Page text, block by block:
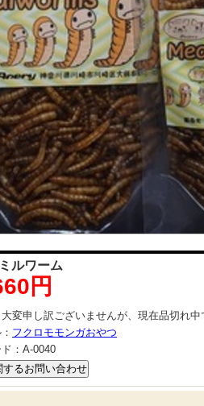
ルワーム
円
大変申し訳ございませんが、現在品切れ
フクロモモンガおやつ
： A-0040